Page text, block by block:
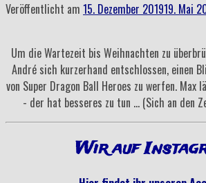
Veröffentlicht am 15. Dezember 201919. Mai
Um die Wartezeit bis Weihnachten zu
André sich kurzerhand entschlossen, einen
von Super Dragon Ball Heroes zu werfen.
- der hat besseres zu tun ... (Sich an den
Wir auf